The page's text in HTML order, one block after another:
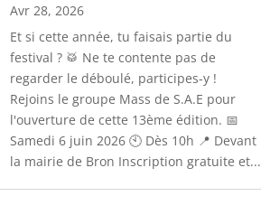
Avr 28, 2026
Et si cette année, tu faisais partie du
festival ? 🥁 Ne te contente pas de
regarder le déboulé, participes-y !
Rejoins le groupe Mass de S.A.E pour
l'ouverture de cette 13ème édition. 📅
Samedi 6 juin 2026 🕙 Dès 10h 📍 Devant
la mairie de Bron Inscription gratuite et...